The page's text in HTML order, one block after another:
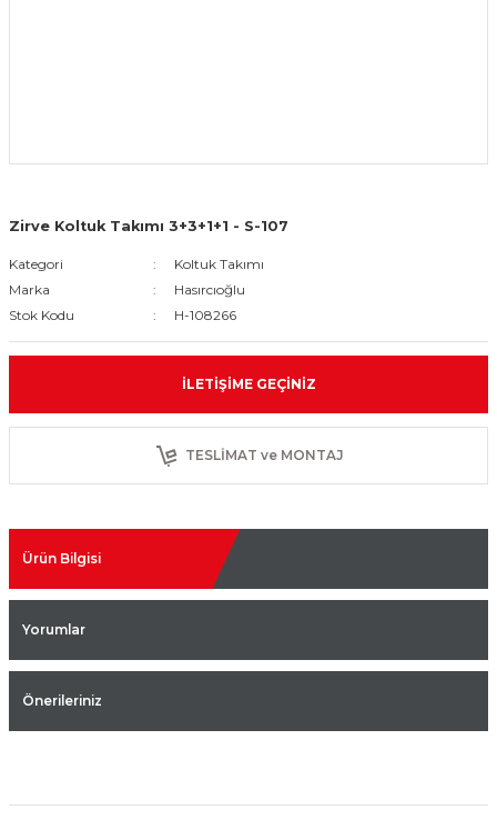
Zirve Koltuk Takımı 3+3+1+1 - S-107
Kategori
Koltuk Takımı
Marka
Hasırcıoğlu
Stok Kodu
H-108266
İLETIŞIME GEÇINIZ
TESLİMAT ve MONTAJ
Ürün Bilgisi
Yorumlar
Önerileriniz